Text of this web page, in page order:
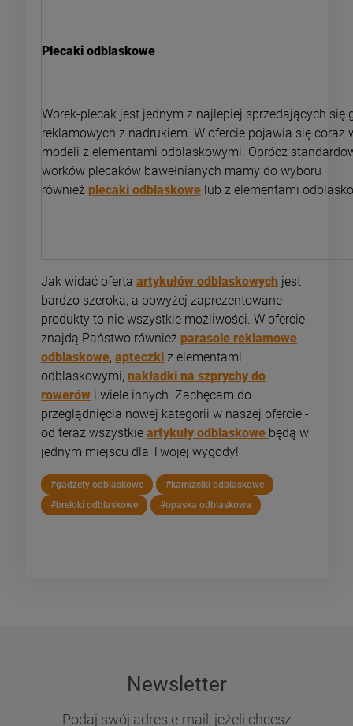
Plecaki odblaskowe
Worek-plecak jest jednym z najlepiej sprzedających się
reklamowych z nadrukiem. W ofercie pojawia się coraz
modeli z elementami odblaskowymi. Oprócz
worków plecaków bawełnianych mamy do wyboru
również plecaki odblaskowe lub z elementami
Jak widać oferta artykułów odblaskowych jest
bardzo szeroka, a powyżej zaprezentowane
produkty to nie wszystkie możliwości. W ofercie
znajdą Państwo również parasole reklamowe
odblaskowe, apteczki z elementami
odblaskowymi, nakładki na szprychy do
rowerów i wiele innych. Zachęcam do
przeglądnięcia nowej kategorii w naszej ofercie -
od teraz wszystkie artykuły odblaskowe będą w
jednym miejscu dla Twojej wygody!
#gadżety odblaskowe
#kamizelki odblaskowe
#breloki odblaskowe
#opaska odblaskowa
Newsletter
Podaj swój adres e-mail, jeżeli chcesz